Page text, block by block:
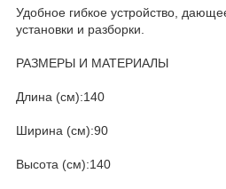
Удобное гибкое устройство,
установки и разборки.
РАЗМЕРЫ И МАТЕРИАЛЫ
Длина (см):140
Ширина (см):90
Высота (см):140